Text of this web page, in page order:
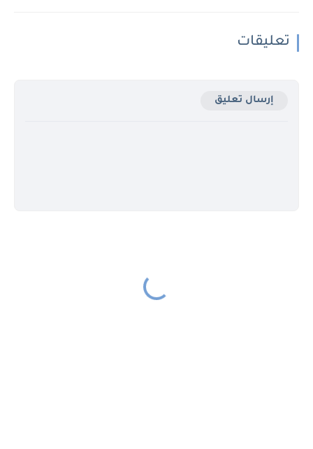
تعليقات
إرسال تعليق